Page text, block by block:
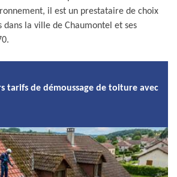
il est un prestataire de choix
la ville de Chaumontel et ses
tarifs de démoussage de toiture avec